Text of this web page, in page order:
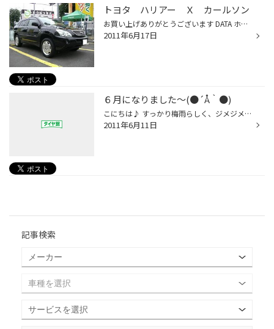
トヨタ ハリアー Ｘ カールソン
お買い上げありがとうございます DATA ホイール：カールソン 1/6EVO サイズ：18X7.5 タイヤ：ブリヂストン デューラーH/Pスポーツ サイズ：235/55R18 ハリアーにカールソン！！かっこいいですね（＾ｖ＾） １７インチから１８インチにアップでの取付☆ タイヤも太くなり安定した走りができると思い...
2011年6月17日
６月になりました～(●´Å｀●)
こにちは♪ すっかり梅雨らしく、ジメジメムシムシ・・・(`‐ω‐´)ﾔﾀﾞﾔﾀﾞ なここ最近、皆様いかがお過ごしですか～？？ 当店は今日から『タイヤ大売り出し』セール実施中デス(*´∀｀)ﾉ お天気悪いけど・・・当店へ遊びにいらして下さいネ☆ 無料安全点検もさせて頂いてます!!! 週末はタイヤ館へ～ 皆様の...
2011年6月11日
記事検索